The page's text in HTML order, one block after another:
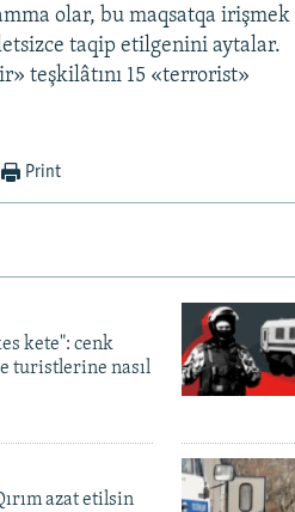
olar, bu maqsatqa irişmek
taqip etilgenini aytalar.
teşkilâtını 15 «terrorist»
Print
kete": cenk
turistlerine nasıl
azat etilsin